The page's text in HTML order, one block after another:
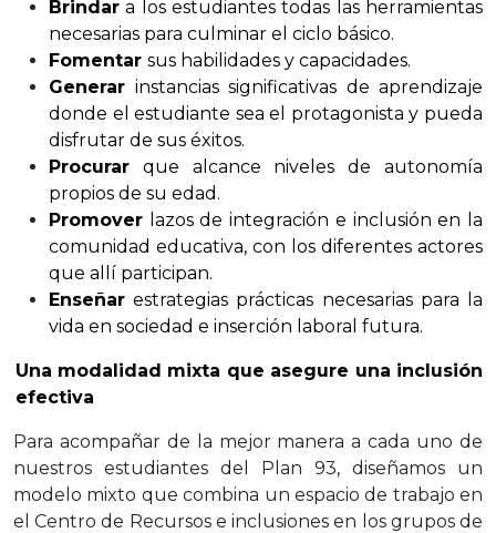
Brindar a los estudiantes todas las herramientas
necesarias para culminar el ciclo básico.
Fomentar sus habilidades y capacidades.
Generar instancias significativas de aprendizaje
donde el estudiante sea el protagonista y pueda
disfrutar de sus éxitos.
Procurar que alcance niveles de autonomía
propios de su edad.
Promover lazos de integración e inclusión en la
comunidad educativa, con los diferentes actores
que allí participan.
Enseñar estrategias prácticas necesarias para la
vida en sociedad e inserción laboral futura.
Una modalidad mixta que asegure una inclusión
efectiva
Para acompañar de la mejor manera a cada uno de
nuestros estudiantes del Plan 93, diseñamos un
modelo mixto que combina un espacio de trabajo en
el Centro de Recursos e inclusiones en los grupos de